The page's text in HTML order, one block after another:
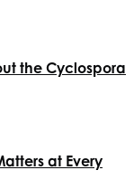
the Cyclospora
at Every